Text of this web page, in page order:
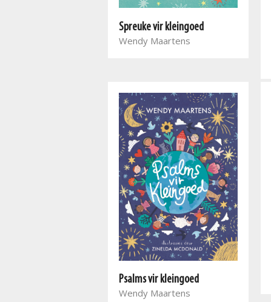
Spreuke vir kleingoed
Wendy Maartens
Psalms vir kleingoed
Wendy Maartens